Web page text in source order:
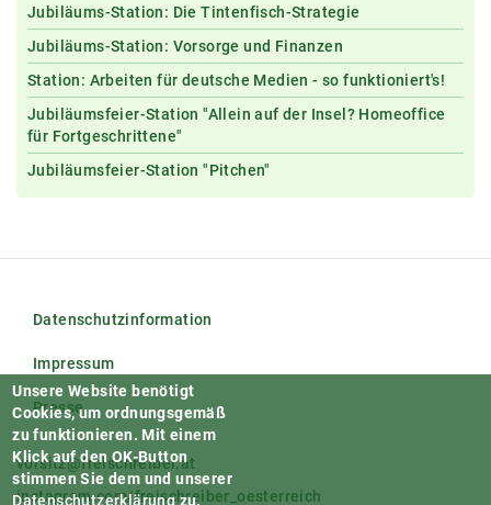
Jubiläums-Station: Die Tintenfisch-Strategie
Jubiläums-Station: Vorsorge und Finanzen
Station: Arbeiten für deutsche Medien - so funktioniert's!
Jubiläumsfeier-Station "Allein auf der Insel? Homeoffice
für Fortgeschrittene"
Jubiläumsfeier-Station "Pitchen"
Datenschutzinformation
Impressum
Presse
vorsitz@freischreiber.at
instagram.com/freischreiber_oesterreich
Unsere Website benötigt
Cookies, um ordnungsgemäß
zu funktionieren. Mit einem
Klick auf den OK-Button
stimmen Sie dem und unserer
Datenschutzerklärungzu.